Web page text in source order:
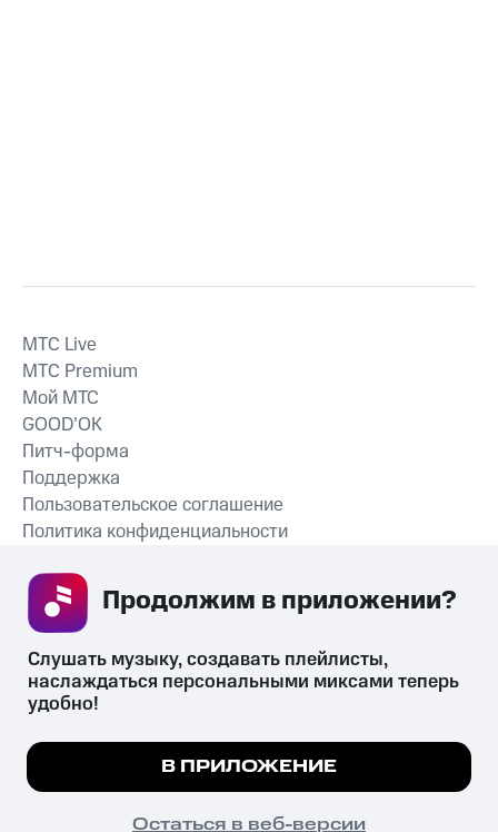
СКАЧАТЬ ПРИЛОЖЕНИЕ
MTС Live
MTС Premium
Мой МТС
GOOD’OK
Питч-форма
Поддержка
Пользовательское соглашение
Политика конфиденциальности
психотропных веществ, их аналогов причиняет вред здоровью,
их незаконный оборот запрещён и влечёт установленную
законодательством ответственность.
© 2026 ООО «КИОН».
Мы используем куки, чтобы на сайте все
Подробнее
ПОНЯТНО
Слушать музыку, создавать плейлисты,
наслаждаться персональными миксами теперь
удобно!
В ПРИЛОЖЕНИЕ
Остаться в веб-версии